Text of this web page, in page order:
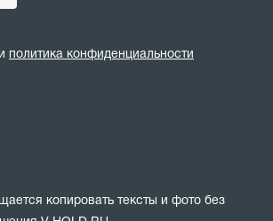
политика конфиденциальности
копировать тексты и фото без